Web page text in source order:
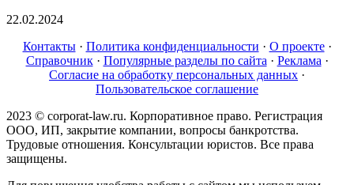
22.02.2024
Контакты· Политика конфиденциальности · О проекте·
Справочник· Популярные разделы по сайта · Реклама ·
Согласие на обработку персональных данных ·
Пользовательское соглашение
2023 © corporat-law.ru. Корпоративное право. Регистрация
ООО, ИП, закрытие компании, вопросы банкротства.
Трудовые отношения. Консультации юристов. Все права
защищены.